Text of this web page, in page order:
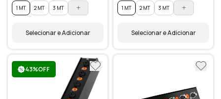
1 MT 2 MT 3 MT
Selecionar e Adicionar
1 MT 2 MT 3 MT
Selecionar e Adicionar
43%OFF